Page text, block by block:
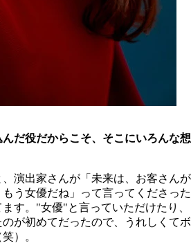
だ役だからこそ、そこにいろんな想
演出家さんが「未来は、お客さんが
う女優だね」って言ってくださった
す。"女優"と言っていただけたり、
が初めてだったので、うれしくてボ
）。